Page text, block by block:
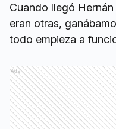
Cuando llegó
eran otras,
todo empieza a
Ads